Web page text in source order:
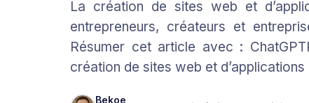
La création de sites web et
entrepreneurs, créateurs et
Résumer cet article avec :
création de sites web et
Bekoe